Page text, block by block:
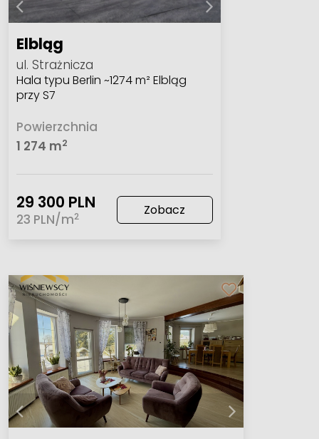
Elbląg
ul. Strażnicza
Hala typu Berlin ~1274 m² Elbląg
przy S7
Powierzchnia
1 274 m2
29 300 PLN
23 PLN/m2 Zobacz